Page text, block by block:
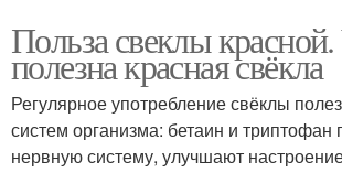
Польза свеклы
полезна красная свёкла
Регулярное употребление свёклы
систем организма: бетаин и
нервную систему, улучшают